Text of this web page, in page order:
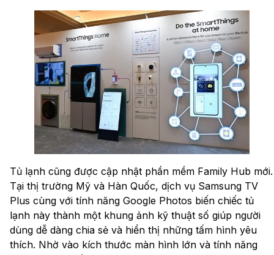
Tủ lạnh cũng được cập nhật phần mềm Family Hub mới.
Tại thị trường Mỹ và Hàn Quốc, dịch vụ Samsung TV
Plus cùng với tính năng Google Photos biến chiếc tủ
lạnh này thành một khung ảnh kỹ thuật số giúp người
dùng dễ dàng chia sẻ và hiển thị những tấm hình yêu
thích. Nhờ vào kích thước màn hình lớn và tính năng